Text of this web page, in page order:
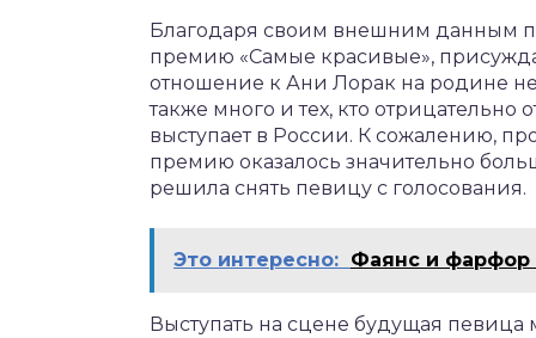
Благодаря своим внешним данным
премию «Самые красивые»,
отношение к Ани Лорак на родине
также много и тех, кто отрицательно
выступает в России. К сожалению,
премию оказалось значительно
решила снять певицу с голосования.
Это интересно: Фаянс и фарфор
Выступать на сцене будущая певица